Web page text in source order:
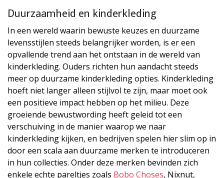
Duurzaamheid en kinderkleding
In een wereld waarin bewuste keuzes en duurzame
levensstijlen steeds belangrijker worden, is er een
opvallende trend aan het ontstaan in de wereld van
kinderkleding. Ouders richten hun aandacht steeds
meer op duurzame kinderkleding opties. Kinderkleding
hoeft niet langer alleen stijlvol te zijn, maar moet ook
een positieve impact hebben op het milieu. Deze
groeiende bewustwording heeft geleid tot een
verschuiving in de manier waarop we naar
kinderkleding kijken, en bedrijven spelen hier slim op in
door een scala aan duurzame merken te introduceren
in hun collecties. Onder deze merken bevinden zich
enkele echte pareltjes zoals Bobo Choses, Nixnut,